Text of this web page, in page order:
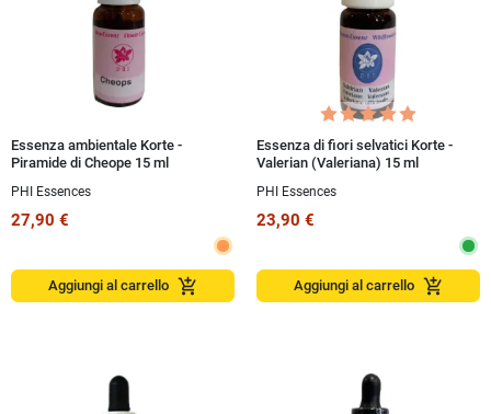
Essenza ambientale Korte -
Piramide di Cheope 15 ml
PHI Essences
27,90 €
Aggiungi al carrello add_shopping_cart
Essenza di fiori selvatici Korte -
Valerian (Valeriana) 15 ml
PHI Essences
23,90 €
Aggiungi al carrello add_shopping_cart